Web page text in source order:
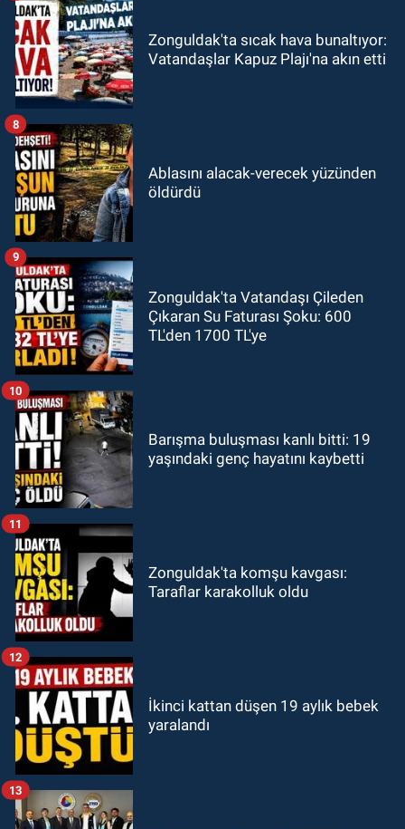
Zonguldak'ta sıcak hava bunaltıyor:
Vatandaşlar Kapuz Plajı'na akın etti
Ablasını alacak-verecek yüzünden
öldürdü
8
Zonguldak'ta Vatandaşı Çileden
Çıkaran Su Faturası Şoku: 600
TL'den 1700 TL'ye
9
Barışma buluşması kanlı bitti: 19
yaşındaki genç hayatını kaybetti
10
Zonguldak'ta komşu kavgası:
Taraflar karakolluk oldu
11
İkinci kattan düşen 19 aylık bebek
yaralandı
12
13